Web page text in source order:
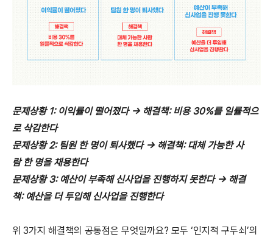
문제상황 1: 이익률이 떨어졌다 → 해결책: 비용 30%를 일률적으
로 삭감한다
문제상황 2: 팀원 한 명이 퇴사했다 → 해결책: 대체 가능한 사
람 한 명을 채용한다
문제상황 3: 예산이 부족해 신사업을 진행하지 못한다 → 해결
책: 예산을 더 투입해 신사업을 진행한다
위 3가지 해결책의 공통점은 무엇일까요? 모두 ‘인지적 구두쇠’의